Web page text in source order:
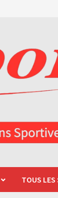
TOUS LES